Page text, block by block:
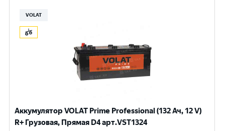
VOLAT
Аккумулятор VOLAT Prime Professional (132 Ач, 12 V)
R+ Грузовая, Прямая D4 арт.VST1324